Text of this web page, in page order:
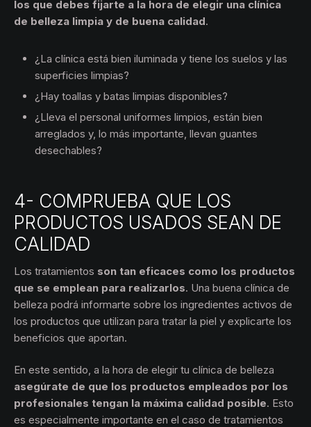
los que debes fijarte a la hora de elegir una clínica
de belleza limpia y de buena calidad.
¿La clínica está bien iluminada y tiene los suelos y las
superficies limpias?
¿Hay toallas y batas limpias disponibles?
¿Lleva el personal uniformes limpios, están bien
arreglados y, lo más importante, llevan guantes
desechables?
4- COMPRUEBA QUE LOS
PRODUCTOS USADOS SEAN DE
CALIDAD
Los tratamientos son tan eficaces como los productos
que se emplean para realizarlos. Una buena clínica de
belleza podrá informarte sobre los ingredientes activos de
los productos que utilizan para tratar la piel y explicarte los
beneficios que aportan.
En este sentido, a la hora de elegir tu clínica de belleza
asegúrate de que los productos empleados por los
profesionales tengan la máxima calidad posible. Esto
es especialmente importante en el caso de tratamientos